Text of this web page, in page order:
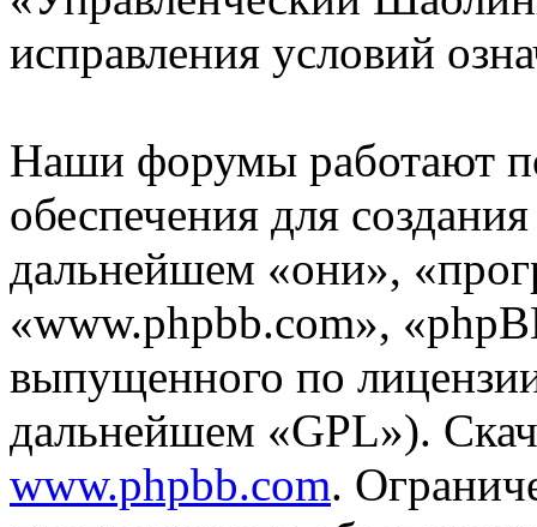
исправления условий
Наши форумы работают
обеспечения для
дальнейшем «они»,
«www.phpbb.com»,
выпущенного по
дальнейшем «GPL»).
www.phpbb.com.